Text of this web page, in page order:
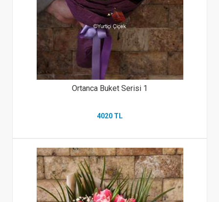
Ortanca Buket Serisi 1
4020 TL